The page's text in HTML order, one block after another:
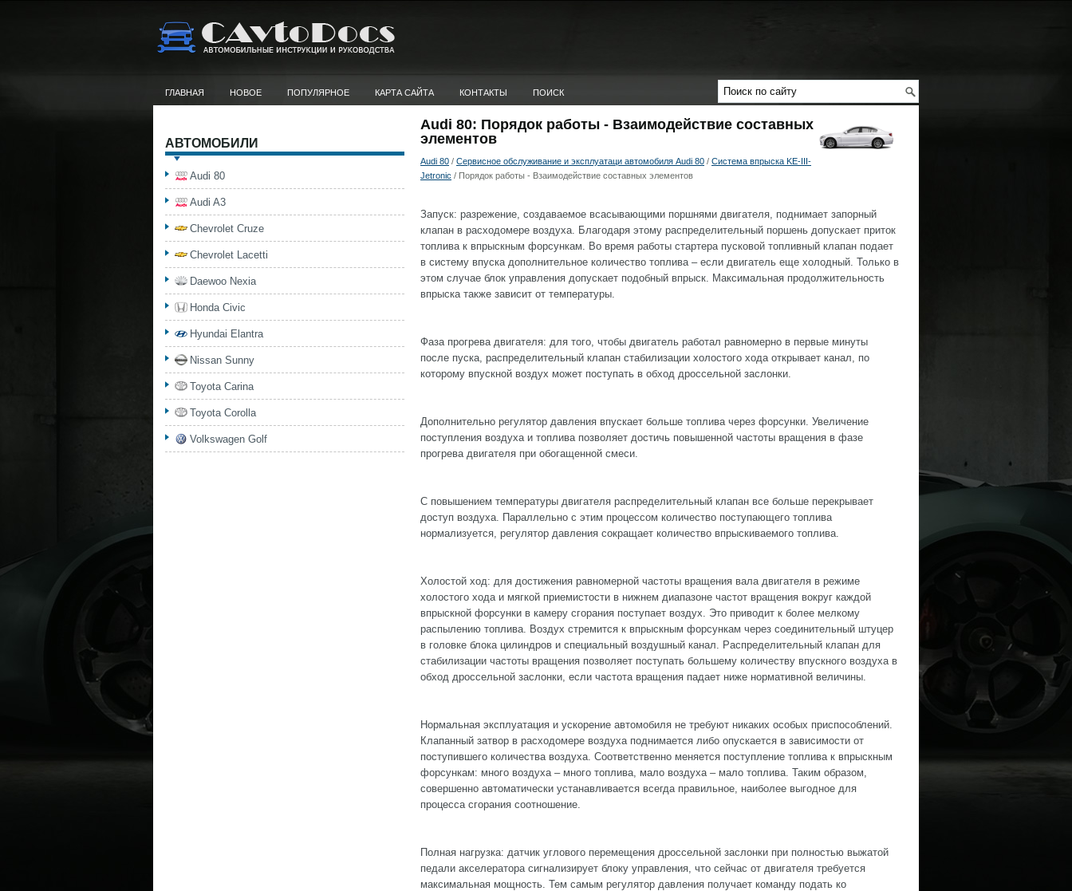
ГЛАВНАЯ НОВОЕ ПОПУЛЯРНОЕ КАРТА САЙТА КОНТАКТЫ ПОИСК
Audi 80: Порядок работы - Взаимодействие составных
элементов
Audi 80 / Сервисное обслуживание и эксплуатаци автомобиля Audi 80 / Система впрыска KE-III-
Jetronic / Порядок работы - Взаимодействие составных элементов
Запуск: разрежение, создаваемое всасывающими поршнями двигателя, поднимает запорный
клапан в расходомере воздуха. Благодаря этому распределительный поршень допускает приток
топлива к впрыскным форсункам. Во время работы стартера пусковой топливный клапан подает
в систему впуска дополнительное количество топлива – если двигатель еще холодный. Только в
этом случае блок управления допускает подобный впрыск. Максимальная продолжительность
впрыска также зависит от температуры.
Фаза прогрева двигателя: для того, чтобы двигатель работал равномерно в первые минуты
после пуска, распределительный клапан стабилизации холостого хода открывает канал, по
которому впускной воздух может поступать в обход дроссельной заслонки.
Дополнительно регулятор давления впускает больше топлива через форсунки. Увеличение
поступления воздуха и топлива позволяет достичь повышенной частоты вращения в фазе
прогрева двигателя при обогащенной смеси.
С повышением температуры двигателя распределительный клапан все больше перекрывает
доступ воздуха. Параллельно с этим процессом количество поступающего топлива
нормализуется, регулятор давления сокращает количество впрыскиваемого топлива.
Холостой ход: для достижения равномерной частоты вращения вала двигателя в режиме
холостого хода и мягкой приемистости в нижнем диапазоне частот вращения вокруг каждой
впрыскной форсунки в камеру сгорания поступает воздух. Это приводит к более мелкому
распылению топлива. Воздух стремится к впрыскным форсункам через соединительный штуцер
в головке блока цилиндров и специальный воздушный канал. Распределительный клапан для
стабилизации частоты вращения позволяет поступать большему количеству впускного воздуха в
обход дроссельной заслонки, если частота вращения падает ниже нормативной величины.
Нормальная эксплуатация и ускорение автомобиля не требуют никаких особых приспособлений.
Клапанный затвор в расходомере воздуха поднимается либо опускается в зависимости от
поступившего количества воздуха. Соответственно меняется поступление топлива к впрыскным
форсункам: много воздуха – много топлива, мало воздуха – мало топлива. Таким образом,
совершенно автоматически устанавливается всегда правильное, наиболее выгодное для
процесса сгорания соотношение.
Полная нагрузка: датчик углового перемещения дроссельной заслонки при полностью выжатой
педали акселератора сигнализирует блоку управления, что сейчас от двигателя требуется
максимальная мощность. Тем самым регулятор давления получает команду подать ко
АВТОМОБИЛИ
Audi 80
Audi A3
Chevrolet Cruze
Chevrolet Lacetti
Daewoo Nexia
Honda Civic
Hyundai Elantra
Nissan Sunny
Toyota Carina
Toyota Corolla
Volkswagen Golf